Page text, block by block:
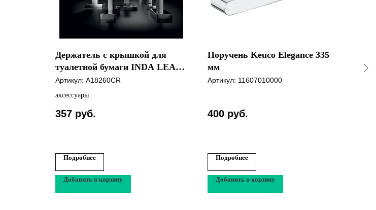
Держатель с крышкой для
туалетной бумаги INDA LEA
хром A18260CR
Артикул: A18260CR
аксессуары
357 руб.
Подробнее
Добавить в корзину
Поручень Keuco Elegance 335
мм
Артикул: 11607010000
400 руб.
Подробнее
Добавить в корзину